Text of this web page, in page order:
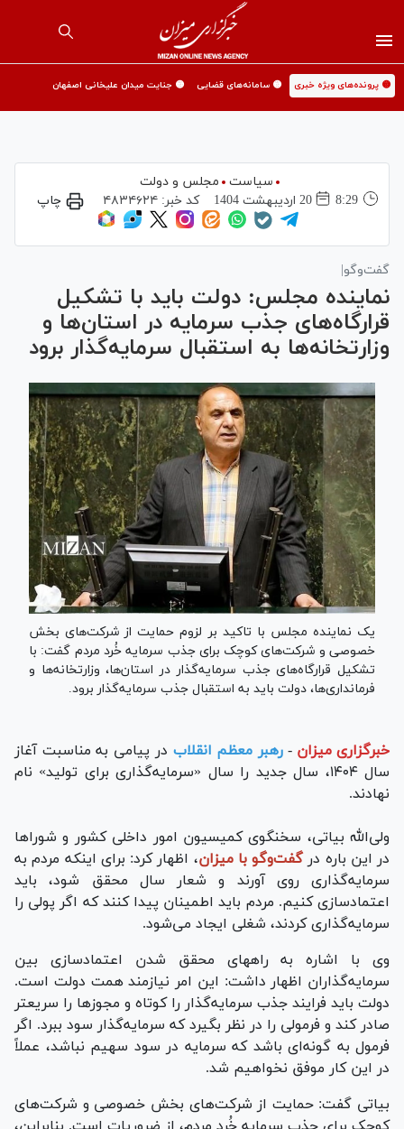
🟡 پرونده‌های ویژه خبری 🟡 سامانه‌های قضایی 🟡 جنایت میدان علیخانی اصفهان
سیاست
مجلس و دولت
8:29
20 ارديبهشت 1404 کد خبر: ۴۸۳۴۶۲۴ چاپ
گفت‌وگو|
نماینده مجلس: دولت باید با تشکیل
قرارگاه‌های جذب سرمایه‌ در استان‌ها و
وزارتخانه‌ها به استقبال سرمایه‌گذار برود
یک نماینده مجلس با تاکید بر لزوم حمایت از شرکت‌های بخش
خصوصی و شرکت‌های کوچک برای جذب سرمایه خُرد مردم گفت: با
تشکیل قرارگاه‌های جذب سرمایه‌گذار در استان‌ها، وزارتخانه‌ها و
فرمانداری‌ها، دولت باید به استقبال جذب سرمایه‌گذار برود.
خبرگزاری میزان - رهبر معظم انقلاب در پیامی به مناسبت آغاز
سال ۱۴۰۴، سال جدید را سال «سرمایه‌گذاری برای تولید» نام
نهادند.
ولی‌الله بیاتی، سخنگوی کمیسیون امور داخلی کشور و شوراها
در این باره در گفت‌وگو با میزان، اظهار کرد: برای اینکه مردم به
سرمایه‌گذاری روی آورند و شعار سال محقق شود، باید
اعتمادسازی کنیم. مردم باید اطمینان پیدا کنند که اگر پولی را
سرمایه‌گذاری کردند، شغلی ایجاد می‌شود.
وی با اشاره به راههای محقق شدن اعتمادسازی بین
سرمایه‌گذاران اظهار داشت: این امر نیازمند همت دولت است.
دولت باید فرایند جذب سرمایه‌گذار را کوتاه و مجوز‌ها را سریعتر
صادر کند و فرمولی را در نظر بگیرد که سرمایه‌گذار سود ببرد. اگر
فرمول به گونه‌ای باشد که سرمایه در سود سهیم نباشد، عملاً
در این کار موفق نخواهیم شد.
بیاتی گفت: حمایت از شرکت‌های بخش خصوصی و شرکت‌های